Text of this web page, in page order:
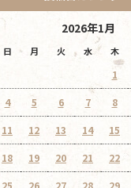
2026年1月
日 月 火 水 木
1
4 5 6 7 8
11 12 13 14 15
18 19 20 21 22